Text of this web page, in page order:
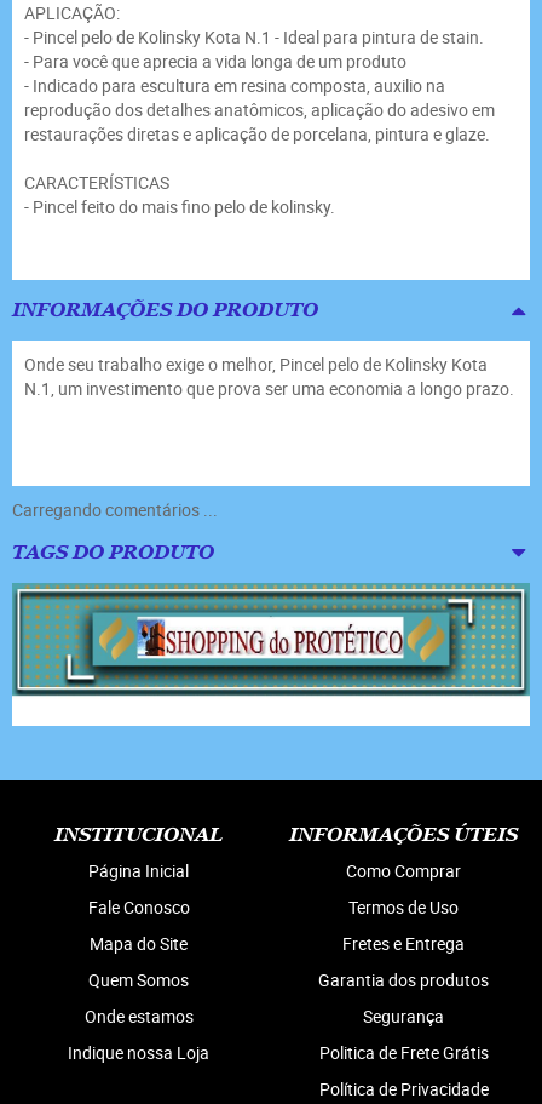
APLICAÇÃO:
- Pincel pelo de Kolinsky Kota N.1 - Ideal para pintura de stain.
- Para você que aprecia a vida longa de um produto
- Indicado para escultura em resina composta, auxilio na
reprodução dos detalhes anatômicos, aplicação do adesivo em
restaurações diretas e aplicação de porcelana, pintura e glaze.
CARACTERÍSTICAS
- Pincel feito do mais fino pelo de kolinsky.
INFORMAÇÕES DO PRODUTO
Onde seu trabalho exige o melhor, Pincel pelo de Kolinsky Kota
N.1, um investimento que prova ser uma economia a longo prazo.
Carregando comentários ...
TAGS DO PRODUTO
INSTITUCIONAL
Página Inicial
Fale Conosco
Mapa do Site
Quem Somos
Onde estamos
Indique nossa Loja
INFORMAÇÕES ÚTEIS
Como Comprar
Termos de Uso
Fretes e Entrega
Garantia dos produtos
Segurança
Politica de Frete Grátis
Política de Privacidade